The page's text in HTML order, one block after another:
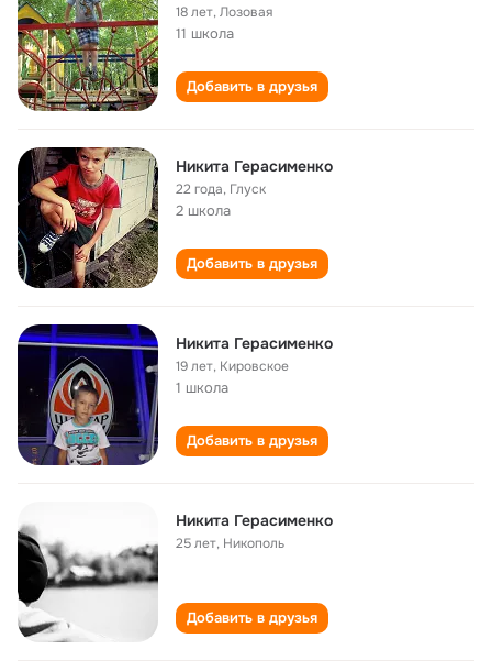
18 лет,Лозовая
11 школа
Добавить в друзья
Никита Герасименко
22 года, Глуск
2 школа
Добавить в друзья
Никита Герасименко
19 лет, Кировское
1 школа
Добавить в друзья
Никита Герасименко
25 лет, Никополь
Добавить в друзья